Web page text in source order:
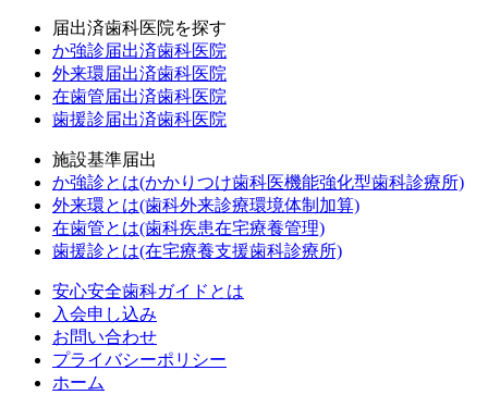
届出済歯科医院を探す
か強診届出済歯科医院
外来環届出済歯科医院
在歯管届出済歯科医院
歯援診届出済歯科医院
施設基準届出
か強診とは(かかりつけ歯科医機能強化型歯科診療所)
外来環とは(歯科外来診療環境体制加算)
在歯管とは(歯科疾患在宅療養管理)
歯援診とは(在宅療養支援歯科診療所)
安心安全歯科ガイドとは
入会申し込み
お問い合わせ
プライバシーポリシー
ホーム